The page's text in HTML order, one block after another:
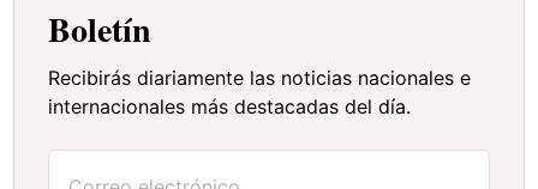
Boletín
Recibirás diariamente las noticias nacionales e
internacionales más destacadas del día.